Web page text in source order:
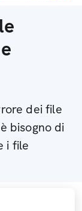
dei file
bisogno di
i file